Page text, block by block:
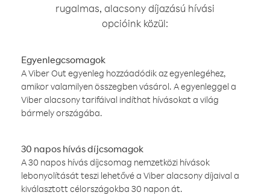
rugalmas, alacsony díjazású hívási
opcióink közül:
Egyenlegcsomagok
A Viber Out egyenleg hozzáadódik az egyenlegéhez,
amikor valamilyen összegben vásárol. A egyenleggel a
Viber alacsony tarifáival indíthat hívásokat a világ
bármely országába.
30 napos hívás díjcsomagok
A 30 napos hívás díjcsomag nemzetközi hívások
lebonyolítását teszi lehetővé a Viber alacsony díjaival a
kiválasztott célországokba 30 napon át.